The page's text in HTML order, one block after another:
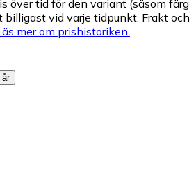
över tid för den variant (såsom färg
billigast vid varje tidpunkt. Frakt och
mer om prishistoriken.
år